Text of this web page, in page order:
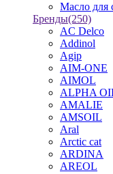
Масло для
Бренды(250)
AC Delco
Addinol
Agip
AIM-ONE
AIMOL
ALPHA
AMALIE
AMSOIL
Aral
Arctic cat
ARDINA
AREOL